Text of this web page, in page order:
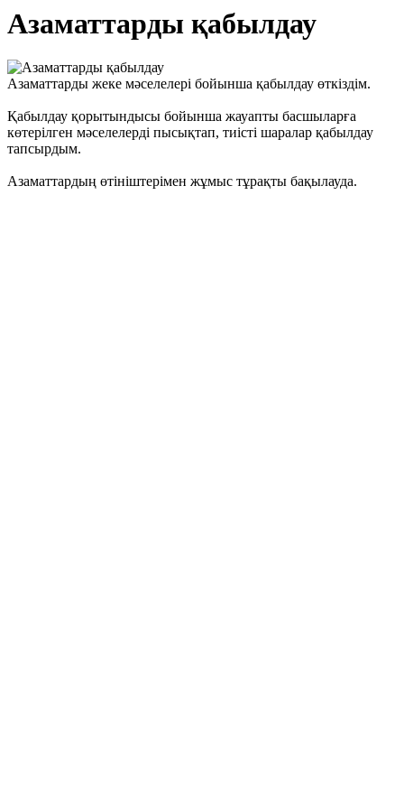
Азаматтарды қабылдау
Азаматтарды жеке мәселелері бойынша қабылдау өткіздім.
Қабылдау қорытындысы бойынша жауапты басшыларға
көтерілген мәселелерді пысықтап, тиісті шаралар қабылдау
тапсырдым.
Азаматтардың өтініштерімен жұмыс тұрақты бақылауда.